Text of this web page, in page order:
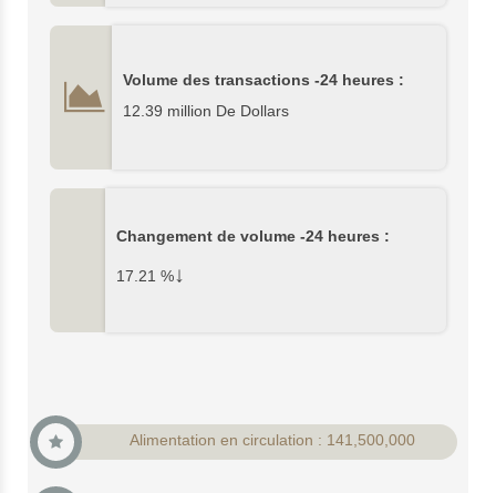
Volume des transactions -24 heures :
12.39 million De Dollars
Changement de volume -24 heures :
17.21 %↓
Alimentation en circulation : 141,500,000